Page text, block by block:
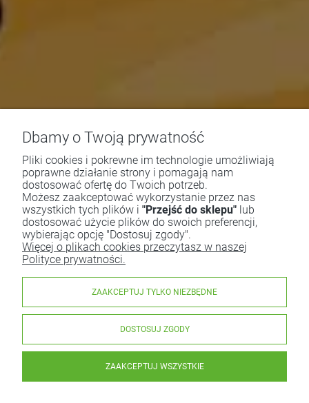
Dbamy o Twoją prywatność
Pliki cookies i pokrewne im technologie umożliwiają
poprawne działanie strony i pomagają nam
dostosować ofertę do Twoich potrzeb.
Możesz zaakceptować wykorzystanie przez nas
wszystkich tych plików i "Przejść do sklepu" lub
dostosować użycie plików do swoich preferencji,
wybierając opcję "Dostosuj zgody".
Więcej o plikach cookies przeczytasz w naszej
Polityce prywatności.
ZAAKCEPTUJ TYLKO NIEZBĘDNE
DOSTOSUJ ZGODY
ZAAKCEPTUJ WSZYSTKIE